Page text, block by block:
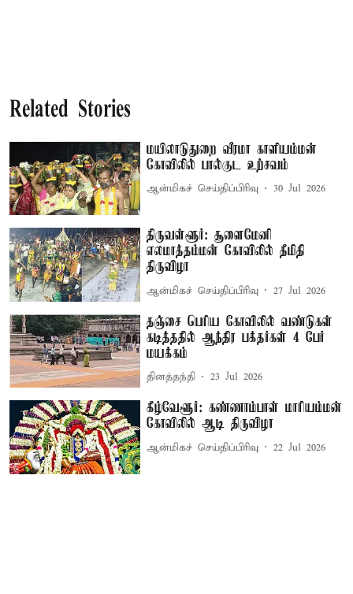
Related Stories
மயிலாடுதுறை வீரமா காளியம்மன்
கோவிலில் பால்குட உற்சவம்
ஆன்மிகச் செய்திப்பிரிவு 30 Jul 2026
திருவள்ளூர்: சூளைமேனி
எலமாத்தம்மன் கோவிலில் தீமிதி
திருவிழா
ஆன்மிகச் செய்திப்பிரிவு 27 Jul 2026
தஞ்சை பெரிய கோவிலில் வண்டுகள்
கடித்ததில் ஆந்திர பக்தர்கள் 4 பேர்
மயக்கம்
தினத்தந்தி 23 Jul 2026
கீழ்வேளூர்: கண்ணாம்பாள் மாரியம்மன்
கோவிலில் ஆடி திருவிழா
ஆன்மிகச் செய்திப்பிரிவு 22 Jul 2026